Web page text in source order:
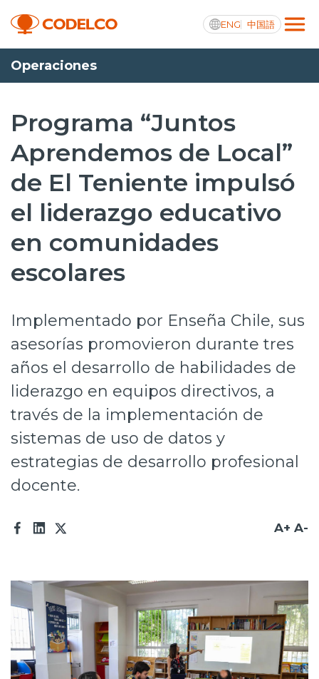
ENG 中国語
Transparencia activa
Nosotros
Operaciones
Proyectos
Sustentabilidad
Innovación
Prensa
Trabaja en Codelco
Transparencia activa
Canales de denuncia
Proveedores
Acceso trabajadores/as
Operaciones
Programa “Juntos
Aprendemos de Local”
de El Teniente impulsó
el liderazgo educativo
en comunidades
escolares
Implementado por Enseña Chile, sus
asesorías promovieron durante tres
años el desarrollo de habilidades de
liderazgo en equipos directivos, a
través de la implementación de
sistemas de uso de datos y
estrategias de desarrollo profesional
docente.
A+ A-